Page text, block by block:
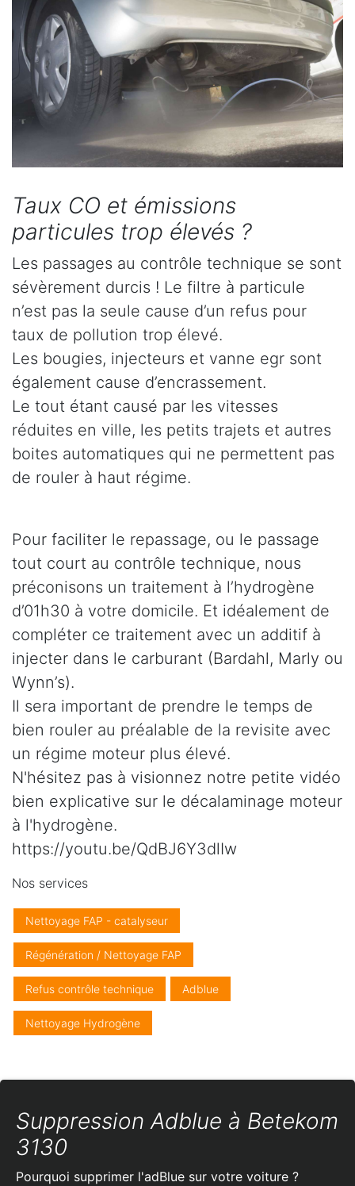
Taux CO et émissions
particules trop élevés ?
Les passages au contrôle technique se sont
sévèrement durcis ! Le filtre à particule
n’est pas la seule cause d’un refus pour
taux de pollution trop élevé.
Les bougies, injecteurs et vanne egr sont
également cause d’encrassement.
Le tout étant causé par les vitesses
réduites en ville, les petits trajets et autres
boites automatiques qui ne permettent pas
de rouler à haut régime.
Pour faciliter le repassage, ou le passage
tout court au contrôle technique, nous
préconisons un traitement à l’hydrogène
d’01h30 à votre domicile. Et idéalement de
compléter ce traitement avec un additif à
injecter dans le carburant (Bardahl, Marly ou
Wynn’s).
Il sera important de prendre le temps de
bien rouler au préalable de la revisite avec
un régime moteur plus élevé.
N'hésitez pas à visionnez notre petite vidéo
bien explicative sur le décalaminage moteur
à l'hydrogène.
https://youtu.be/QdBJ6Y3dlIw
Nos services
Nettoyage FAP - catalyseur
Régénération / Nettoyage FAP
Refus contrôle technique Adblue
Nettoyage Hydrogène
Suppression Adblue à Betekom
3130
Pourquoi supprimer l'adBlue sur votre voiture ?